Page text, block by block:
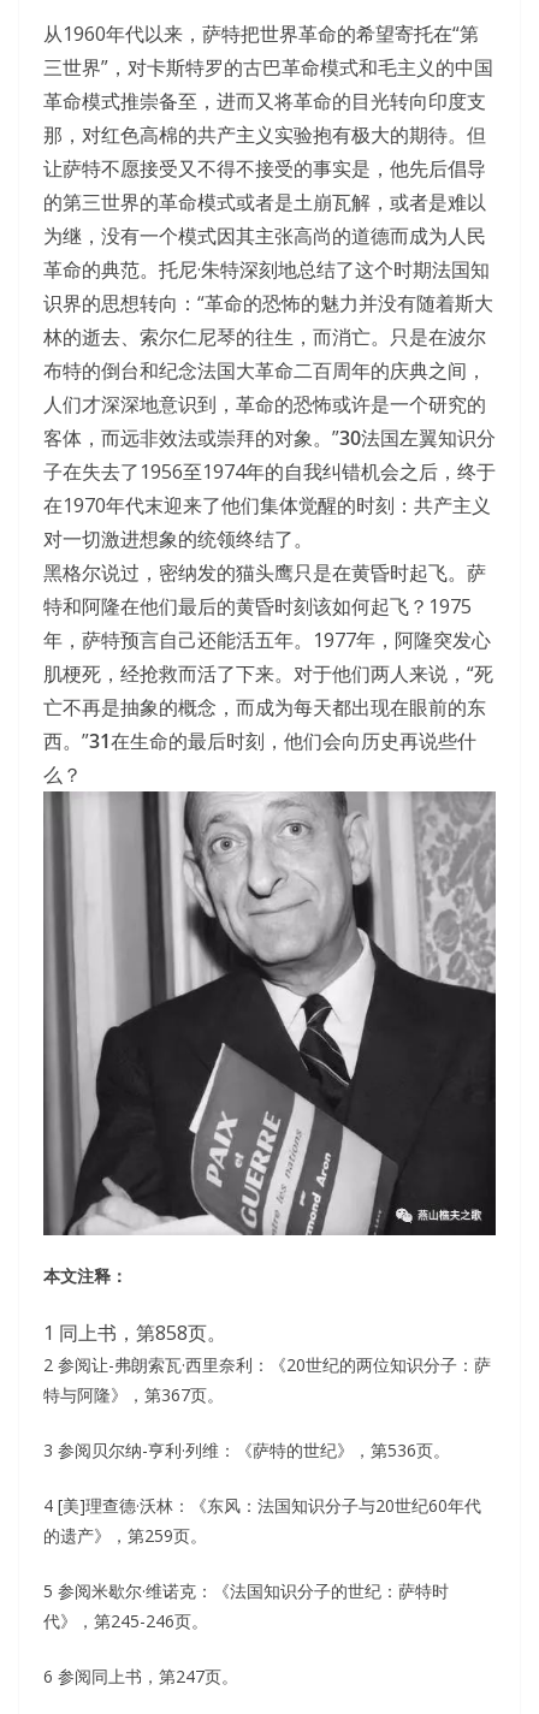
从1960年代以来，萨特把世界革命的希望寄托在“第
三世界”，对卡斯特罗的古巴革命模式和毛主义的中国
革命模式推崇备至，进而又将革命的目光转向印度支
那，对红色高棉的共产主义实验抱有极大的期待。但
让萨特不愿接受又不得不接受的事实是，他先后倡导
的第三世界的革命模式或者是土崩瓦解，或者是难以
为继，没有一个模式因其主张高尚的道德而成为人民
革命的典范。托尼·朱特深刻地总结了这个时期法国知
识界的思想转向：“革命的恐怖的魅力并没有随着斯大
林的逝去、索尔仁尼琴的往生，而消亡。只是在波尔
布特的倒台和纪念法国大革命二百周年的庆典之间，
人们才深深地意识到，革命的恐怖或许是一个研究的
客体，而远非效法或崇拜的对象。”30法国左翼知识分
子在失去了1956至1974年的自我纠错机会之后，终于
在1970年代末迎来了他们集体觉醒的时刻：共产主义
对一切激进想象的统领终结了。
黑格尔说过，密纳发的猫头鹰只是在黄昏时起飞。萨
特和阿隆在他们最后的黄昏时刻该如何起飞？1975
年，萨特预言自己还能活五年。1977年，阿隆突发心
肌梗死，经抢救而活了下来。对于他们两人来说，“死
亡不再是抽象的概念，而成为每天都出现在眼前的东
西。”31在生命的最后时刻，他们会向历史再说些什
么？
本文注释：
1 同上书，第858页。
2 参阅让-弗朗索瓦·西里奈利：《20世纪的两位知识分子：萨
特与阿隆》，第367页。
3 参阅贝尔纳-亨利·列维：《萨特的世纪》，第536页。
4 [美]理查德·沃林：《东风：法国知识分子与20世纪60年代
的遗产》，第259页。
5 参阅米歇尔·维诺克：《法国知识分子的世纪：萨特时
代》，第245-246页。
6 参阅同上书，第247页。